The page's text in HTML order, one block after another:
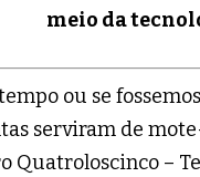
meio da
ou se
serviram de
–